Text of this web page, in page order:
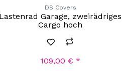
DS Covers
Lastenrad Garage, zweirädriges
Cargo hoch
109,00 € *